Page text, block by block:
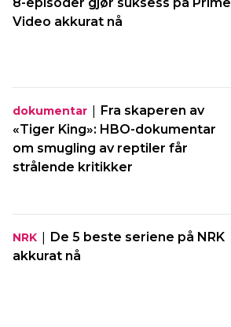
Video akkurat nå
dokumentar | Fra skaperen av
«Tiger King»: HBO-dokumentar
om smugling av reptiler får
strålende kritikker
NRK | De 5 beste seriene på NRK
akkurat nå